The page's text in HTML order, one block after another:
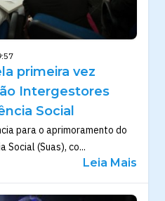
primeira vez
Intergestores
Social
para o aprimoramento do
Social (Suas), co...
Leia Mais